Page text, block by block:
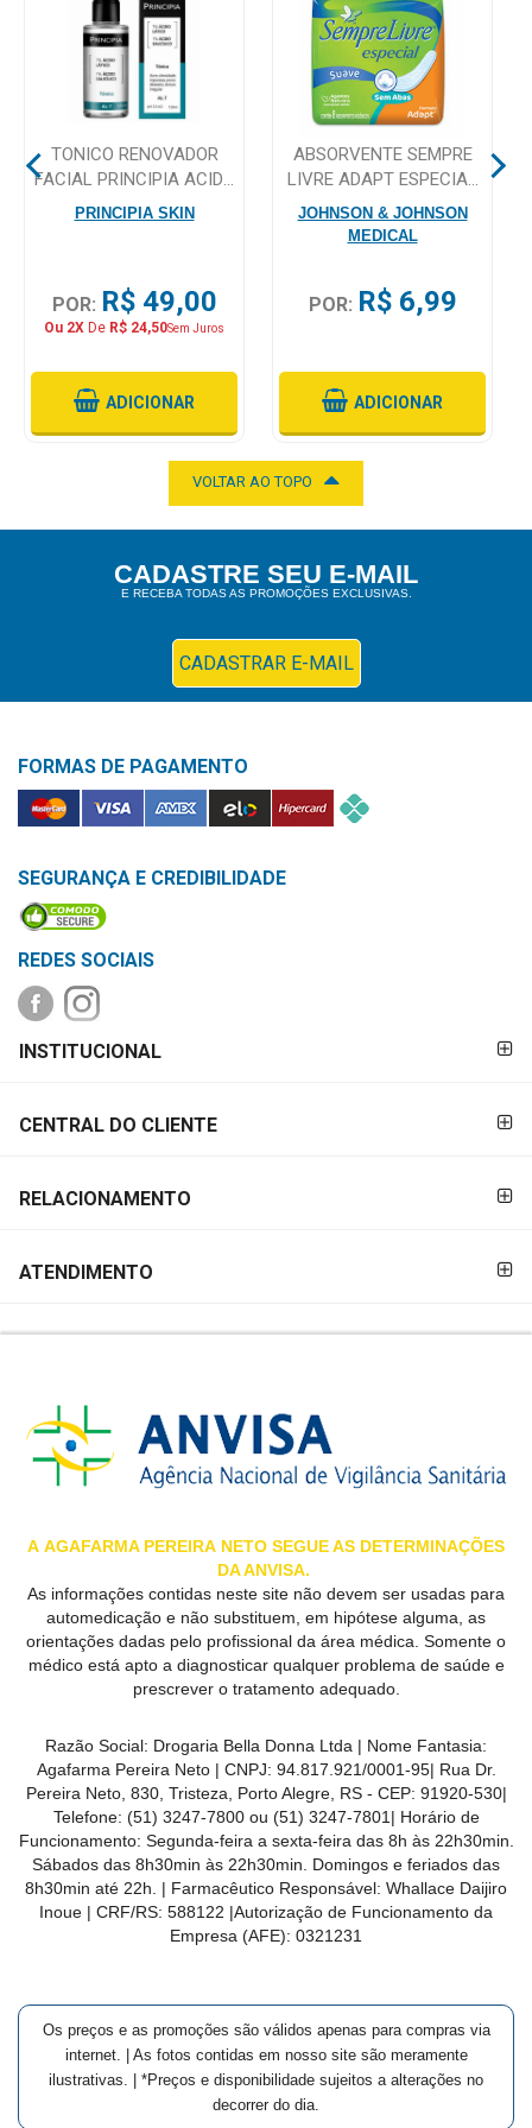
Mamãe
Medicamentos
Beleza
Cuidado
Dermocosméticos
e
Monitores
Socorros
Casa
e
OFERTAS
OFERTAS
CENTRAL
LOJAS
MAIS
PRÓXIMA
DO
CLIENTE
TONICO RENOVADOR
FACIAL PRINCIPIA ACIDO
LATICO AL-7 120ML
PRINCIPIA SKIN
POR: R$ 49,00
Ou 2X De R$ 24,50Sem Juros
ADICIONAR
ABSORVENTE SEMPRE
LIVRE ADAPT ESPECIAL
SEM ABAS, SUAVE COM 8
UNIDADES
JOHNSON & JOHNSON
MEDICAL
POR: R$ 6,99
ADICIONAR
VOLTAR AO TOPO
CADASTRE SEU E-MAIL
E RECEBA TODAS AS PROMOÇÕES EXCLUSIVAS.
CADASTRAR E-MAIL
FORMAS DE PAGAMENTO
SEGURANÇA E CREDIBILIDADE
REDES SOCIAIS
PAGAMENTO
INSTITUCIONAL
CENTRAL DO CLIENTE
RELACIONAMENTO
ATENDIMENTO
A AGAFARMA PEREIRA NETO SEGUE AS DETERMINAÇÕES
DA ANVISA.
As informações contidas neste site não devem ser usadas para
automedicação e não substituem, em hipótese alguma, as
orientações dadas pelo profissional da área médica. Somente o
médico está apto a diagnosticar qualquer problema de saúde e
prescrever o tratamento adequado.
Razão Social: Drogaria Bella Donna Ltda | Nome Fantasia:
Agafarma Pereira Neto | CNPJ: 94.817.921/0001-95| Rua Dr.
Pereira Neto, 830, Tristeza, Porto Alegre, RS - CEP: 91920-530|
Telefone: (51) 3247-7800 ou (51) 3247-7801 | Horário de
Funcionamento: Segunda-feira a sexta-feira das 8h às 22h30min.
Sábados das 8h30min às 22h30min. Domingos e feriados das
8h30min até 22h. | Farmacêutico Responsável: Whallace Daijiro
Inoue | CRF/RS: 588122 |Autorização de Funcionamento da
Empresa (AFE): 0321231
Os preços e as promoções são válidos apenas para compras via
internet. | As fotos contidas em nosso site são meramente
ilustrativas. | *Preços e disponibilidade sujeitos a alterações no
decorrer do dia.